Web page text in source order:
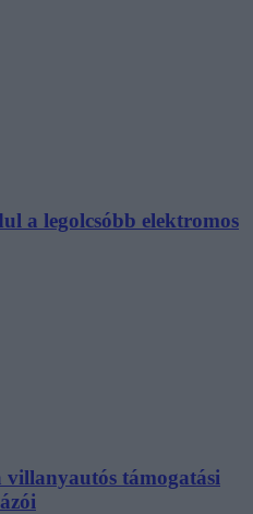
a legolcsóbb elektromos
támogatási